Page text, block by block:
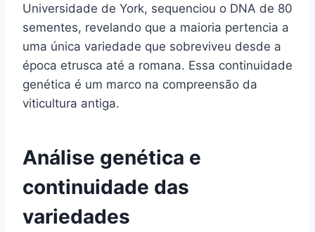
Universidade de York, sequenciou o DNA de 80
sementes, revelando que a maioria pertencia a
uma única variedade que sobreviveu desde a
época etrusca até a romana. Essa continuidade
genética é um marco na compreensão da
viticultura antiga.
Análise genética e
continuidade das
variedades